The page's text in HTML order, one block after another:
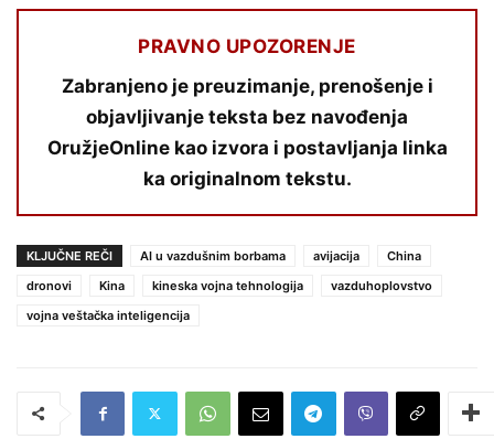
PRAVNO UPOZORENJE
Zabranjeno je preuzimanje, prenošenje i
objavljivanje teksta bez navođenja
OružjeOnline kao izvora i postavljanja linka
ka originalnom tekstu.
KLJUČNE REČI AI u vazdušnim borbama avijacija
China
dronovi
Kina kineska vojna tehnologija
vazduhoplovstvo
vojna veštačka inteligencija